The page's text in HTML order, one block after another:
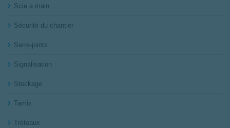
Scie a main
Sécurité du chantier
Serre-joints
Signalisation
Stockage
Tamis
Tréteaux